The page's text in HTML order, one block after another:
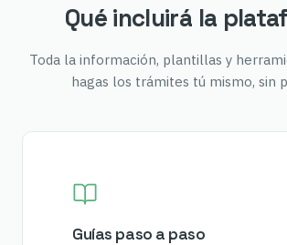
Qué incluirá la
Toda la información, plantillas y
hagas los trámites tú mismo, sin
Guías paso a paso